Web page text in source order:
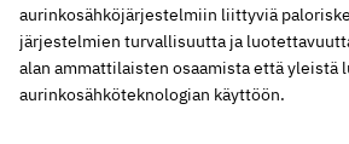
aurinkosähköjärjestelmiin liittyviä
järjestelmien turvallisuutta ja
alan ammattilaisten osaamista että yleistä
aurinkosähköteknologian käyttöön.